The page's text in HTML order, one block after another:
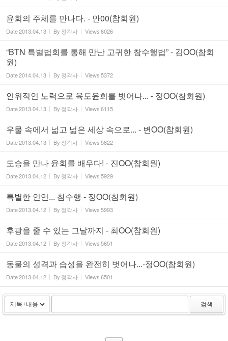
윤회의 주체를 만나다. - 안00(참회원)
Date2013.04.13 By 정각사 Views6026
“BTN 특별법회를 통해 만난 고귀한 참수행법” - 김OO(참회
원)
Date2014.04.13 By 정각사 Views5372
인위적인 노력으로 육도윤회를 벗어나... - 정OO(참회원)
Date2013.04.13 By 정각사 Views6115
우물 속에서 넓고 넓은 세상 속으로... - 변OO(참회원)
Date2013.04.13 By 정각사 Views5822
도승을 만나 윤회를 배우다! - 진OO(참회원)
Date2013.04.12 By 정각사 Views5929
특별한 인연... 참수행 - 정OO(참회원)
Date2013.04.12 By 정각사 Views5993
후광을 줄 수 있는 그날까지 - 최OO(참회원)
Date2013.04.12 By 정각사 Views5651
동물의 성격과 습성을 완전히 벗어나...-정OO(참회원)
Date2013.04.12 By 정각사 Views6501
검색